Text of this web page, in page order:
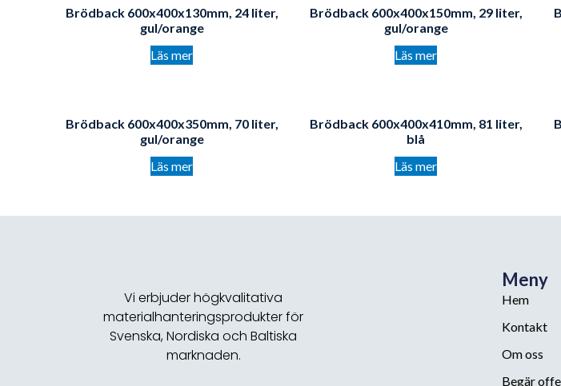
Brödback 600x400x130mm, 24 liter,
gul/orange
Läs mer
Brödback 600x400x150mm, 29 liter,
gul/orange
Läs mer
Brödback 600x400x350mm, 70 liter,
gul/orange
Läs mer
Brödback 600x400x410mm, 81 liter,
blå
Läs mer
Vi erbjuder högkvalitativa
materialhanteringsprodukter för
Svenska, Nordiska och Baltiska
marknaden.
Meny
Hem
Kontakt
Om oss
Begär